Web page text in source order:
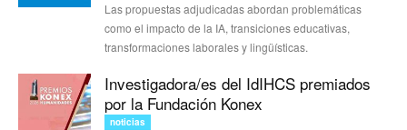
Las propuestas adjudicadas abordan problemáticas
como el impacto de la IA, transiciones educativas,
transformaciones laborales y lingüísticas.
Investigadora/es del IdIHCS premiados
por la Fundación Konex
noticias